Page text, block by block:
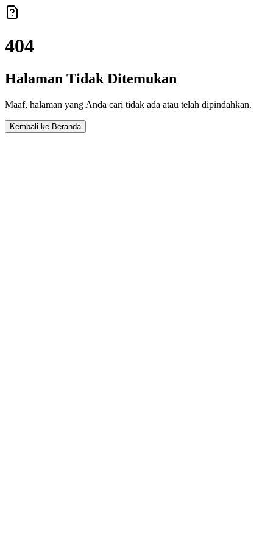
404
Halaman Tidak Ditemukan
Maaf, halaman yang Anda cari tidak ada atau telah dipindahkan.
Kembali ke Beranda